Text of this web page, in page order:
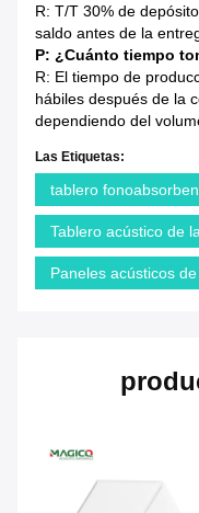
R: T/T 30% de
saldo antes de la
P: ¿Cuánto tiempo
R: El tiempo de
hábiles después de la
dependiendo del
Las Etiquetas:
tablero
Tablero acústico de
Paneles acústicos